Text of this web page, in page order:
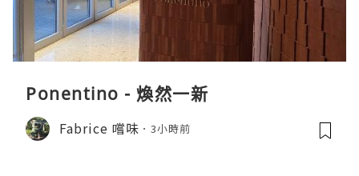
Ponentino - 煥然一新
Fabrice 嚐味 3小時前